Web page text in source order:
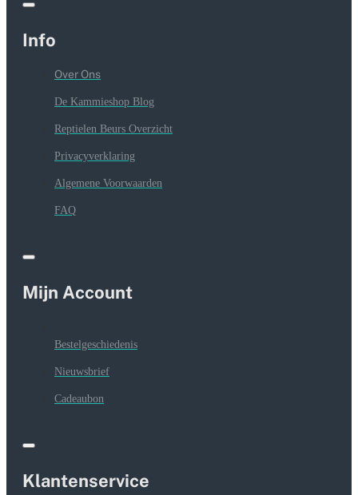
Info
Over Ons
De Kammieshop Blog
Reptielen Beurs Overzicht
Privacyverklaring
Algemene Voorwaarden
FAQ
Mijn Account
Bestelgeschiedenis
Nieuwsbrief
Cadeaubon
Klantenservice